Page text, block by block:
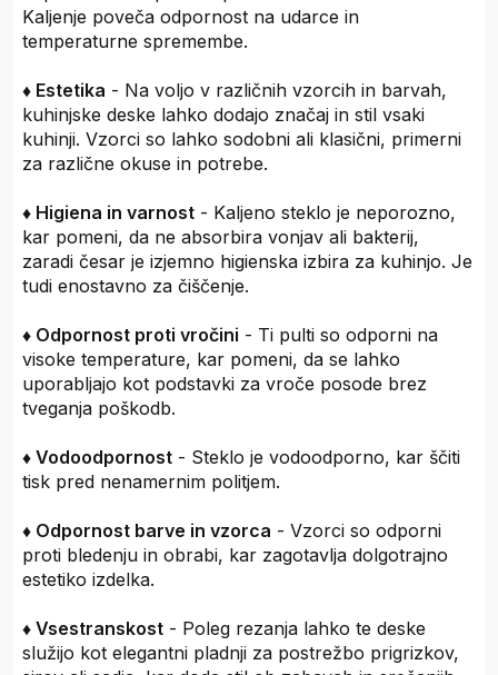
Kaljenje poveča odpornost na udarce in
temperaturne spremembe.
♦ Estetika - Na voljo v različnih vzorcih in barvah,
kuhinjske deske lahko dodajo značaj in stil vsaki
kuhinji. Vzorci so lahko sodobni ali klasični, primerni
za različne okuse in potrebe.
♦ Higiena in varnost - Kaljeno steklo je neporozno,
kar pomeni, da ne absorbira vonjav ali bakterij,
zaradi česar je izjemno higienska izbira za kuhinjo. Je
tudi enostavno za čiščenje.
♦ Odpornost proti vročini - Ti pulti so odporni na
visoke temperature, kar pomeni, da se lahko
uporabljajo kot podstavki za vroče posode brez
tveganja poškodb.
♦ Vodoodpornost - Steklo je vodoodporno, kar ščiti
tisk pred nenamernim politjem.
♦ Odpornost barve in vzorca - Vzorci so odporni
proti bledenju in obrabi, kar zagotavlja dolgotrajno
estetiko izdelka.
♦ Vsestranskost - Poleg rezanja lahko te deske
služijo kot elegantni pladnji za postrežbo prigrizkov,